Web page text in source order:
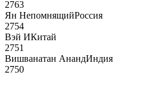
2763
Ян НепомнящийРоссия
2754
Вэй ИКитай
2751
Вишванатан АнандИндия
2750